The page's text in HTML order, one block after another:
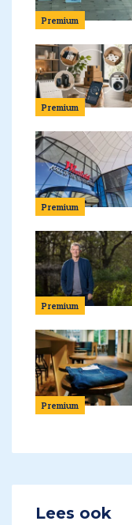
Premium
Premium
Premium
Premium
Premium
Lees ook